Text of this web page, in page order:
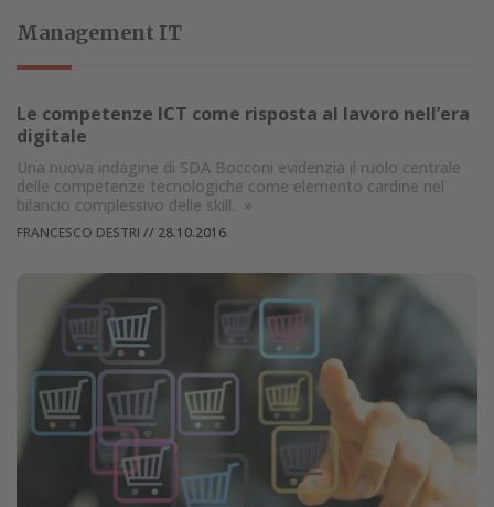
Management IT
Le competenze ICT come risposta al lavoro nell’era
digitale
Una nuova indagine di SDA Bocconi evidenzia il ruolo centrale
delle competenze tecnologiche come elemento cardine nel
bilancio complessivo delle skill. »
FRANCESCO DESTRI // 28.10.2016